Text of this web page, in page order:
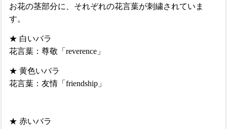
お花の茎部分に、それぞれの花言葉が刺繍されていま
す。
★ 白いバラ
花言葉：尊敬「reverence」
★ 黄色いバラ
花言葉：友情「friendship」
★ 赤いバラ